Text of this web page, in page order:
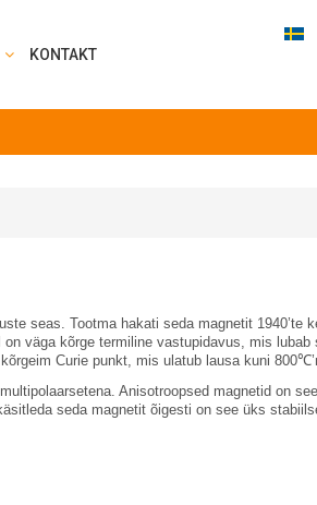
KONTAKT
seas. Tootma hakati seda magnetit 1940’te
väga kõrge termiline vastupidavus, mis lubab
Curie punkt, mis ulatub lausa kuni
Anisotroopsed magnetid on
seda magnetit õigesti on see üks